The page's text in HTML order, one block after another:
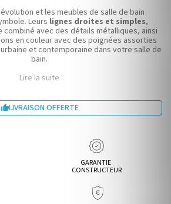
et les meubles de salle de bain
Leurs lignes droites et simples,
combiné avec des détails métalliques, ainsi
en couleur avec des poignées assorties
et contemporaine dans votre salle de
bain.
Lire la suite
LIVRAISON OFFERTE
GARANTIE
CONSTRUCTEUR